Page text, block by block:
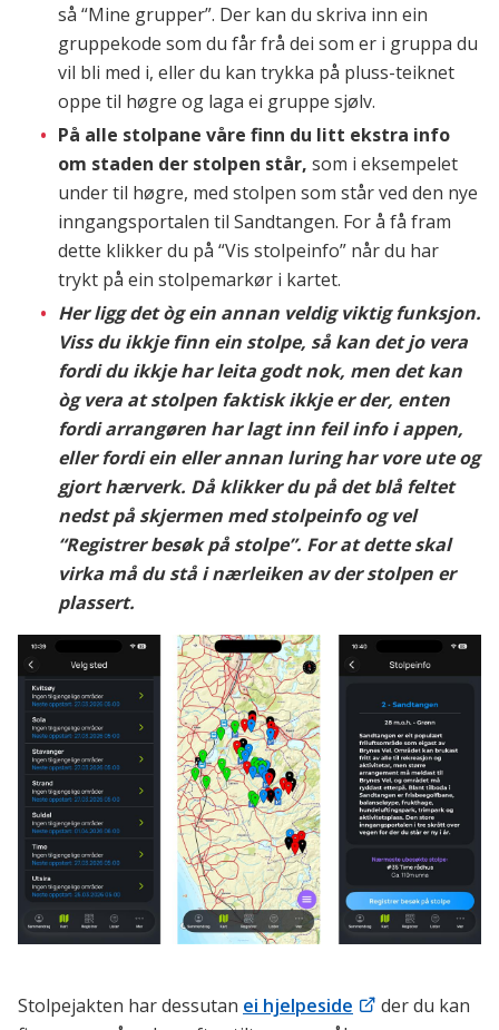
så “Mine grupper”. Der kan du skriva inn ein
gruppekode som du får frå dei som er i gruppa du
vil bli med i, eller du kan trykka på pluss-teiknet
oppe til høgre og laga ei gruppe sjølv.
På alle stolpane våre finn du litt ekstra info
om staden der stolpen står, som i eksempelet
under til høgre, med stolpen som står ved den nye
inngangsportalen til Sandtangen. For å få fram
dette klikker du på “Vis stolpeinfo” når du har
trykt på ein stolpemarkør i kartet.
Her ligg det òg ein annan veldig viktig funksjon.
Viss du ikkje finn ein stolpe, så kan det jo vera
fordi du ikkje har leita godt nok, men det kan
òg vera at stolpen faktisk ikkje er der, enten
fordi arrangøren har lagt inn feil info i appen,
eller fordi ein eller annan luring har vore ute og
gjort hærverk. Då klikker du på det blå feltet
nedst på skjermen med stolpeinfo og vel
“Registrer besøk på stolpe”. For at dette skal
virka må du stå i nærleiken av der stolpen er
plassert.
Stolpejakten har dessutan ei hjelpeside
der du kan